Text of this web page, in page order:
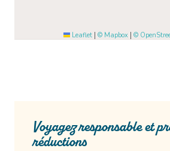
Voyagez responsable et
réductions